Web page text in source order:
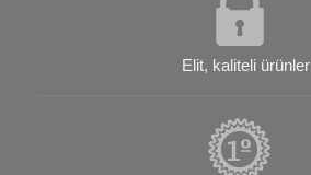
Elit, kaliteli ürünler